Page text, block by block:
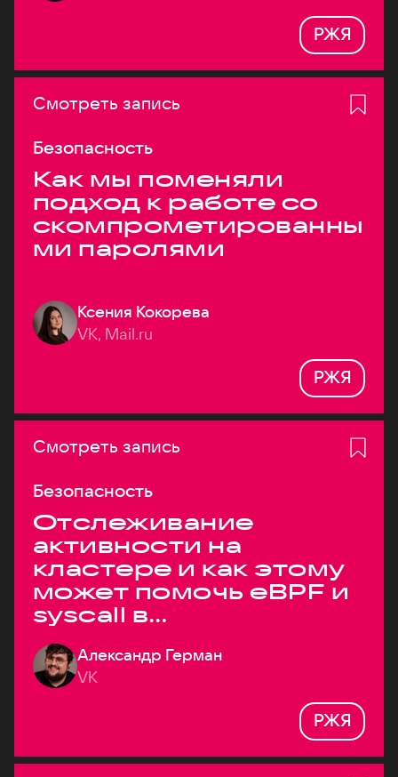
РЖЯ
Смотреть запись
Безопасность
Как мы поменяли
подход к работе со
скомпрометированны
ми паролями
Ксения Кокорева
VK, Mail.ru
РЖЯ
Смотреть запись
Безопасность
Отслеживание
активности на
кластере и как этому
может помочь eBPF и
syscall в
высоконагруженных
системах
Александр Герман
VK
РЖЯ